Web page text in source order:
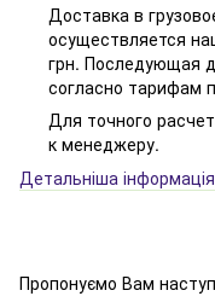
Доставка в
осуществляется
грн. Последующая
согласно тарифам
Для точного
к менеджеру.
Детальніша
Пропонуємо Вам